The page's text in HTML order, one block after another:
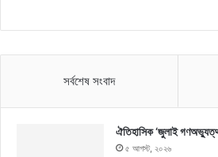
সর্বশেষ সংবাদ
ঐতিহাসিক ‘জুলাই
৫ আগস্ট, ২০২৬